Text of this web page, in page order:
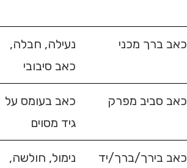
כאב ברך מכני
נעילה, חבלה,
כאב סיבובי
כאב סביב מפרק
כאב בעומס על
גיד מסוים
כאב בירך/ברך/יד
נימול, חולשה,